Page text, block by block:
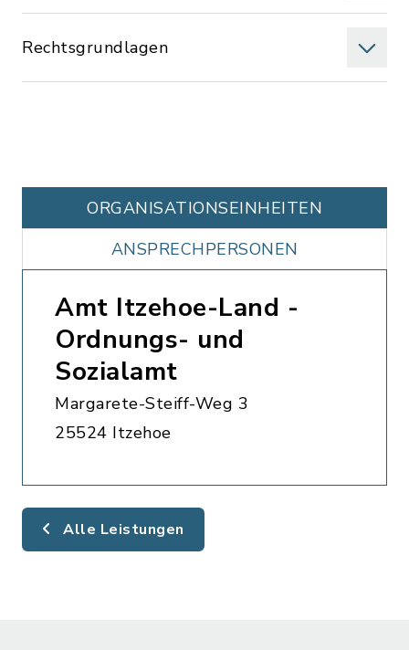
Rechtsgrundlagen
ORGANISATIONS­EINHEITEN
ANSPRECHPERSONEN
Amt Itzehoe-Land -
Ordnungs- und
Sozialamt
Margarete-Steiff-Weg 3
25524 Itzehoe
Alle Leistungen